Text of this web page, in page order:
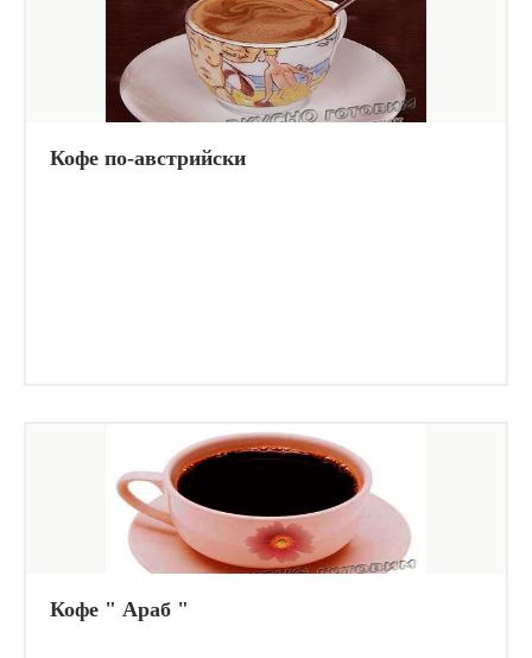
Кофе по-австрийски
Кофе " Араб "